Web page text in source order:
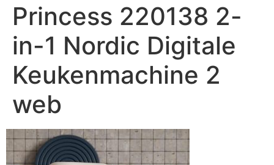
Princess 220138 2-
in-1 Nordic Digitale
Keukenmachine 2
web